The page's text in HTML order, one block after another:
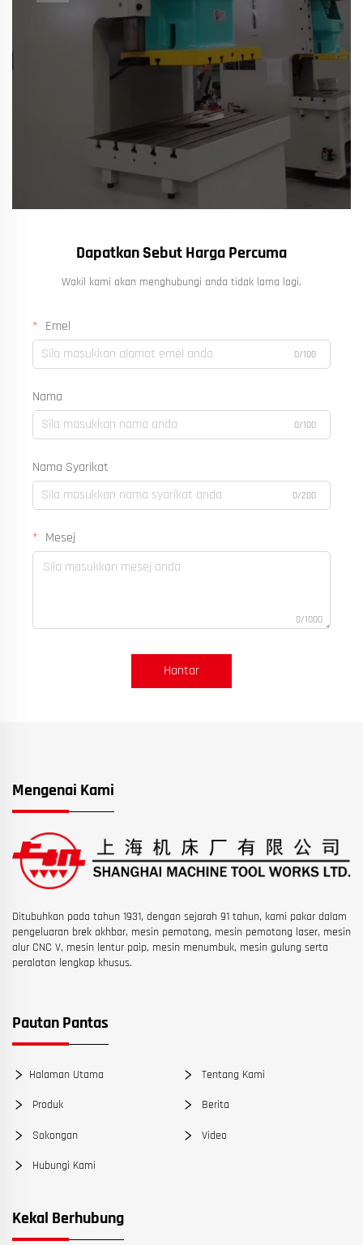
Dapatkan Sebut Harga Percuma
Wakil kami akan menghubungi anda tidak lama lagi.
Emel
0/100
Nama
0/100
Nama Syarikat
0/200
Mesej
0/1000
Hantar
Mengenai Kami
Ditubuhkan pada tahun 1931, dengan sejarah 91 tahun, kami pakar dalam
pengeluaran brek akhbar, mesin pemotong, mesin pemotong laser, mesin
alur CNC V, mesin lentur paip, mesin menumbuk, mesin gulung serta
peralatan lengkap khusus.
Pautan Pantas
Halaman Utama Tentang Kami
Produk Berita
Sokongan Video
Hubungi Kami
Kekal Berhubung